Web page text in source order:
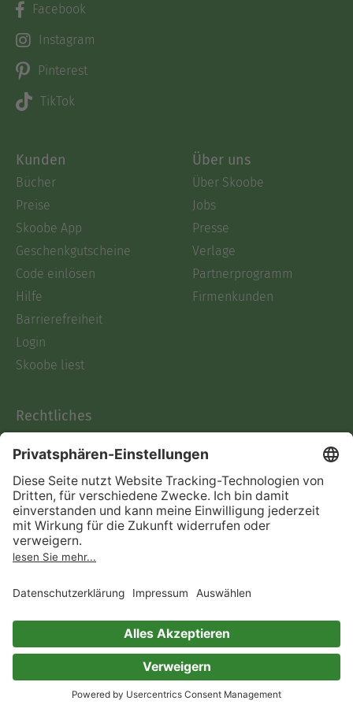
Facebook
Instagram
Pinterest
TikTok
Kunden
Bücher
Preise
Skoobe App
Geschenkgutscheine
Code einlösen
Hilfe
Barrierefreiheit
Login
Skoobe liest
Über uns
Über Skoobe
Jobs
Presse
Verlage
Partnerprogramm
Firmenkunden
Rechtliches
AGB
Informationen nach Data
Act
Verträge hier kündigen
Impressum
Immer ein gutes Buch